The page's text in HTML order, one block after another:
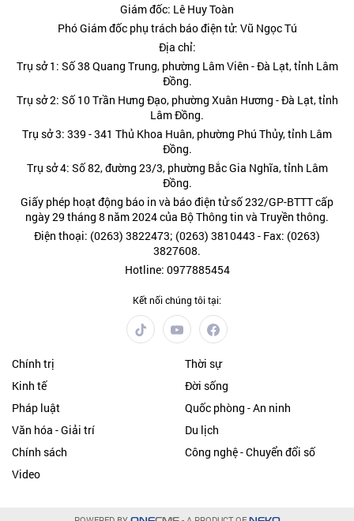
Giám đốc: Lê Huy Toàn
Phó Giám đốc phụ trách báo điện tử: Vũ Ngọc Tú
Địa chỉ:
Trụ sở 1: Số 38 Quang Trung, phường Lâm Viên - Đà Lạt, tỉnh Lâm
Đồng.
Trụ sở 2: Số 10 Trần Hưng Đạo, phường Xuân Hương - Đà Lạt, tỉnh
Lâm Đồng.
Trụ sở 3: 339 - 341 Thủ Khoa Huân, phường Phú Thủy, tỉnh Lâm
Đồng.
Trụ sở 4: Số 82, đường 23/3, phường Bắc Gia Nghĩa, tỉnh Lâm
Đồng.
Giấy phép hoạt động báo in và báo điện tử số 232/GP-BTTT cấp
ngày 29 tháng 8 năm 2024 của Bộ Thông tin và Truyền thông.
Điện thoại: (0263) 3822473; (0263) 3810443 - Fax: (0263)
3827608.
Hotline: 0977885454
Kết nối chúng tôi tại:
Chính trị
Thời sự
Kinh tế
Đời sống
Pháp luật
Quốc phòng - An ninh
Văn hóa - Giải trí
Du lịch
Chính sách
Công nghệ - Chuyển đổi số
Video